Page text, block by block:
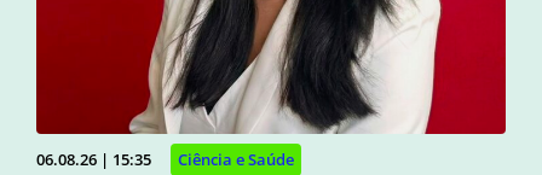
06.08.26 | 15:35 Ciência e Saúde